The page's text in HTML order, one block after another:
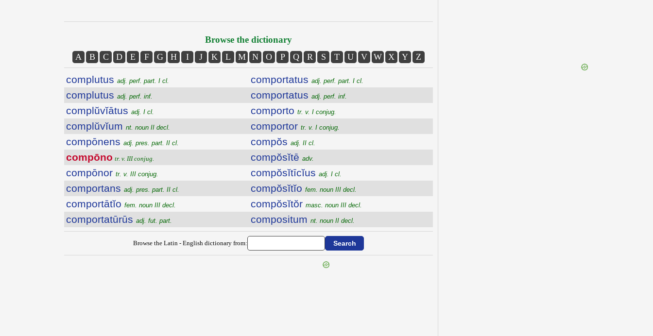
Browse the dictionary
A B C D E F G H I J K L M N O P Q R S T U V W X Y Z
complutus adj. perf. part. I cl.
complutus adj. perf. inf.
complŭvĭātus adj. I cl.
complŭvĭum nt. noun II decl.
compōnens adj. pres. part. II cl.
compōno tr. v. III conjug.
compōnor tr. v. III conjug.
comportans adj. pres. part. II cl.
comportātĭo fem. noun III decl.
comportatūrūs adj. fut. part.
comportatus adj. perf. part. I cl.
comportatus adj. perf. inf.
comporto tr. v. I conjug.
comportor tr. v. I conjug.
compŏs adj. II cl.
compŏsĭtē adv.
compŏsĭtīcĭus adj. I cl.
compŏsĭtĭo fem. noun III decl.
compŏsĭtŏr masc. noun III decl.
compositum nt. noun II decl.
Browse the Latin - English dictionary from: